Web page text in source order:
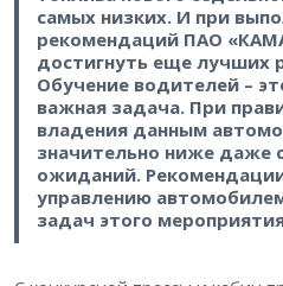
самых низких. И при
рекомендаций ПАО
достигнуть еще лучших
Обучение водителей –
важная задача. При
владения данным
значительно ниже даже
ожиданий.
управлению
задач этого